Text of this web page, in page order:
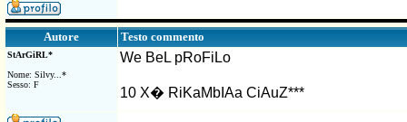
Autore Testo commento
StArGiRL*
Nome: Silvy...*
Sesso: F
We BeL pRoFiLo
10 X� RiKaMbIAa CiAuZ***